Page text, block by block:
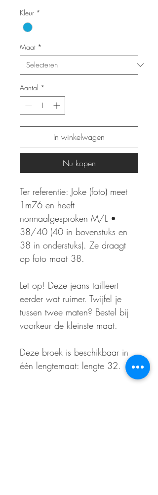
Kleur *
Maat *
Aantal *
In winkelwagen
Nu kopen
Ter referentie: Joke (foto) meet
1m76 en heeft
normaalgesproken M/L •
38/40 (40 in bovenstuks en
38 in onderstuks). Ze draagt
op foto maat 38.
Let op! Deze jeans tailleert
eerder wat ruimer. Twijfel je
tussen twee maten? Bestel bij
voorkeur de kleinste maat.
Deze broek is beschikbaar in
één lengtemaat: lengte 32.